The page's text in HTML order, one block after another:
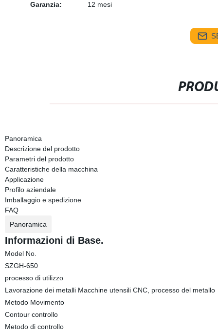
Garanzia:
12 mesi
Panoramica
Descrizione del prodotto
Parametri del prodotto
Caratteristiche della macchina
Applicazione
Profilo aziendale
Imballaggio e spedizione
FAQ
Panoramica
Informazioni di Base.
Model No.
SZGH-650
processo di utilizzo
Lavorazione dei metalli Macchine utensili CNC, processo del metallo
Metodo Movimento
Contour controllo
Metodo di controllo